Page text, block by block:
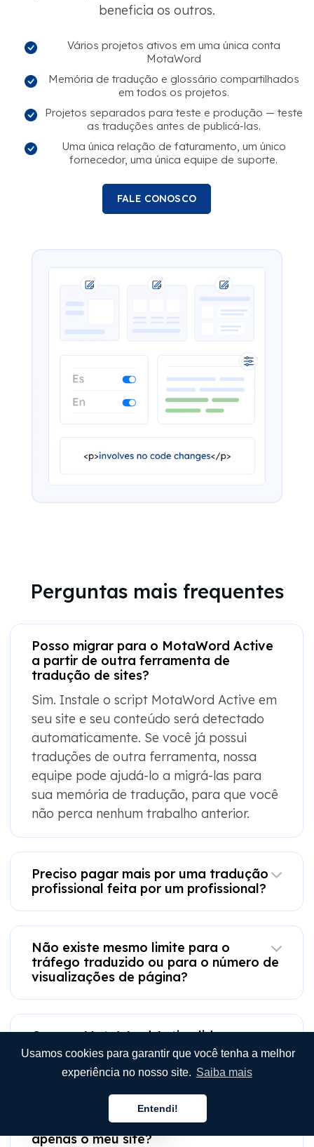
Usamos cookies para garantir que você tenha a melhor
experiência no nosso site. Saiba mais
Entendi!
beneficia os outros.
Vários projetos ativos em uma única conta
MotaWord
Memória de tradução e glossário compartilhados
em todos os projetos.
Projetos separados para teste e produção — teste
as traduções antes de publicá-las.
Uma única relação de faturamento, um único
fornecedor, uma única equipe de suporte.
FALE CONOSCO
Perguntas mais frequentes
Posso migrar para o MotaWord Active
a partir de outra ferramenta de
tradução de sites?
Sim. Instale o script MotaWord Active em
seu site e seu conteúdo será detectado
automaticamente. Se você já possui
traduções de outra ferramenta, nossa
equipe pode ajudá-lo a migrá-las para
sua memória de tradução, para que você
não perca nenhum trabalho anterior.
Preciso pagar mais por uma tradução
profissional feita por um profissional?
Não existe mesmo limite para o
tráfego traduzido ou para o número de
visualizações de página?
Como o MotaWord Active lida com
SEO em comparação com outras
ferramentas?
E se eu precisar traduzir mais do que
apenas o meu site?
Português